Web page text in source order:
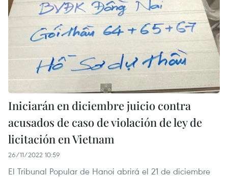
Iniciarán en diciembre juicio contra
acusados de caso de violación de ley de
licitación en Vietnam
26/11/2022 10:59
El Tribunal Popular de Hanoi abrirá el 21 de diciembre